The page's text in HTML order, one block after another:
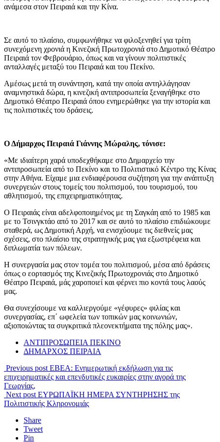
ανάμεσα στον Πειραιά και την Κίνα.
Σε αυτό το πλαίσιο, συμφωνήθηκε να φιλοξενηθεί για τρίτη
συνεχόμενη χρονιά η Κινεζική Πρωτοχρονιά στο Δημοτικό Θέατρο
Πειραιά τον Φεβρουάριο, όπως και να γίνουν πολιτιστικές
ανταλλαγές μεταξύ του Πειραιά και του Πεκίνο.
Αμέσως μετά τη συνάντηση, κατά την οποία αντηλλάγησαν
αναμνηστικά δώρα, η κινεζική αντιπροσωπεία ξεναγήθηκε στο
Δημοτικό Θέατρο Πειραιά όπου ενημερώθηκε για την ιστορία και
τις πολιτιστικές του δράσεις.
Ο Δήμαρχος Πειραιά Γιάννης Μώραλης, τόνισε:
«Με ιδιαίτερη χαρά υποδεχθήκαμε στο Δημαρχείο την
αντιπροσωπεία από το Πεκίνο και το Πολιτιστικό Κέντρο της Κίνας
στην Αθήνα. Είχαμε μια ενδιαφέρουσα συζήτηση για την ανάπτυξη
συνεργειών στους τομείς του πολιτισμού, του τουρισμού, του
αθλητισμού, της επιχειρηματικότητας.
Ο Πειραιάς είναι αδελφοποιημένος με τη Σαγκάη από το 1985 και
με το Τσινγκτάο από το 2017 και σε αυτό το πλαίσιο επιδιώκουμε
σταθερά, ως Δημοτική Αρχή, να ενισχύουμε τις διεθνείς μας
σχέσεις, στο πλαίσιο της στρατηγικής μας για εξωστρέφεια και
διπλωματία των πόλεων.
Η συνεργασία μας στον τομέα του πολιτισμού, μέσα από δράσεις
όπως ο εορτασμός της Κινεζικής Πρωτοχρονιάς στο Δημοτικό
Θέατρο Πειραιά, μάς χαροποιεί και φέρνει πιο κοντά τους λαούς
μας.
Θα συνεχίσουμε να καλλιεργούμε «γέφυρες» φιλίας και
συνεργασίας, επ΄ ωφελεία των τοπικών μας κοινωνιών,
αξιοποιώντας τα συγκριτικά πλεονεκτήματα της πόλης μας».
ΑΝΤΙΠΡΟΣΩΠΕΙΑ ΠΕΚΙΝΟ
ΔΗΜΑΡΧΟΣ ΠΕΙΡΑΙΑ
Previous post ΕΒΕΑ: Ενημερωτική εκδήλωση για τις
επιχειρηματικές και επενδυτικές ευκαιρίες στην αγορά της
Γεωργίας,
Next post ΕΥΡΩΠΑΪΚΗ ΗΜΕΡΑ ΣΥΝΤΗΡΗΣΗΣ της
Πολιτιστικής Κληρονομιάς
Share
Tweet
Pin